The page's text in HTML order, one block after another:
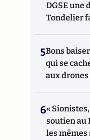
DGSE une
Tondelier
5Bons
qui se
aux
6«
soutien au
les mêmes